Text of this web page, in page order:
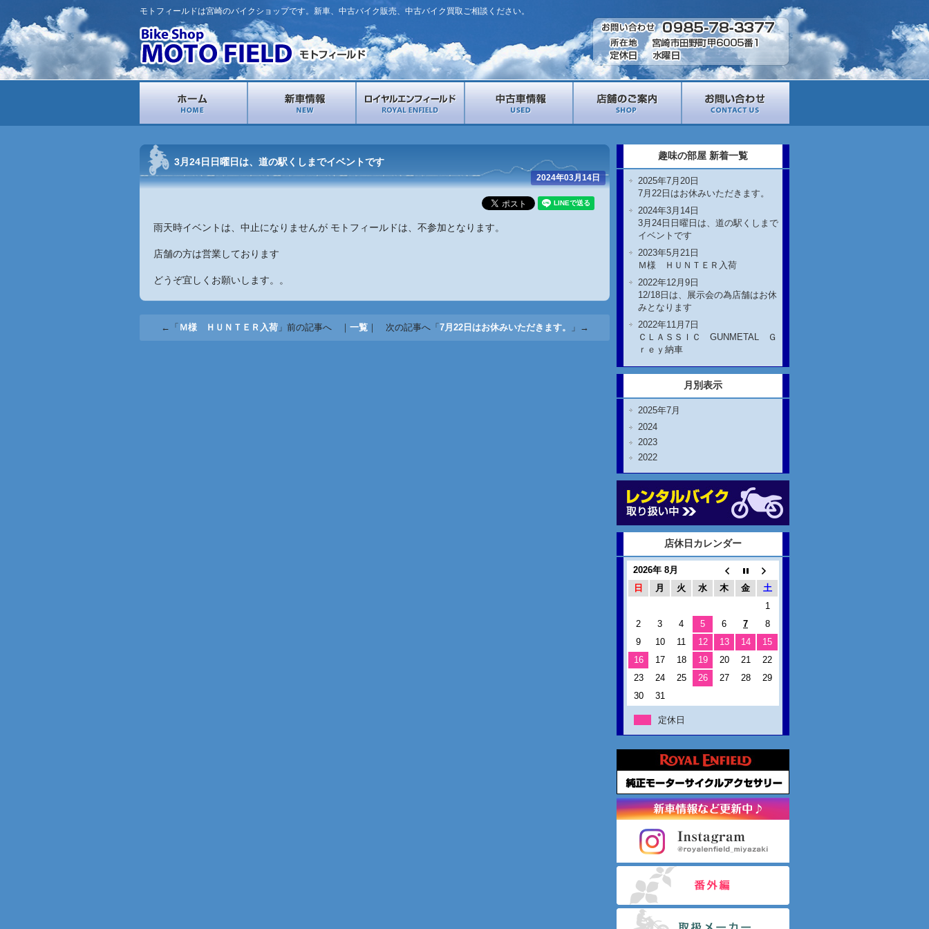
モトフィールドは宮崎のバイクショップです。新車、中古バイク販売、中古バイク買取ご相談ください。
3月24日日曜日は、道の駅くしまでイベントです
2024年03月14日
雨天時イベントは、中止になりませんが モトフィールドは、不参加となります。
店舗の方は営業しております
どうぞ宜しくお願いします。。
←「 Ｍ様 ＨＵＮＴＥＲ入荷」前の記事へ ｜ 一覧｜ 次の記事へ「 7月22日はお休みいただきます。 」→
趣味の部屋 新着一覧
2025年7月20日
7月22日はお休みいただきます。
2024年3月14日
3月24日日曜日は、道の駅くしまで
イベントです
2023年5月21日
Ｍ様 ＨＵＮＴＥＲ入荷
2022年12月9日
12/18日は、展示会の為店舗はお休
みとなります
2022年11月7日
ＣＬＡＳＳＩＣ GUNMETAL Ｇ
ｒｅｙ納車
月別表示
2025年7月
2024
2023
2022
店休日カレンダー
2026年 8月
日
月 火 水 木 金
土
1
2
3 4 5 6 7
8
9
10 11 12 13 14
15
16
17 18 19 20 21
22
23
24 25 26 27 28
29
30
31
定休日